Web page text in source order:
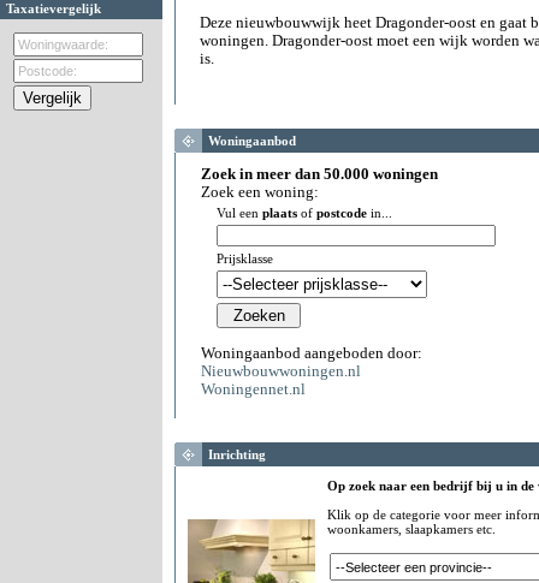
Taxatievergelijk
Deze nieuwbouwwijk heet Dragonder-oost en gaat
woningen. Dragonder-oost moet een wijk worden
is.
Woningaanbod
Zoek in meer dan 50.000 woningen
Zoek een woning:
Vul een plaats of postcode in...
Prijsklasse
Woningaanbod aangeboden door:
Nieuwbouwwoningen.nl
Woningennet.nl
Inrichting
Op zoek naar een bedrijf bij u in
Klik op de categorie voor meer
woonkamers, slaapkamers etc.